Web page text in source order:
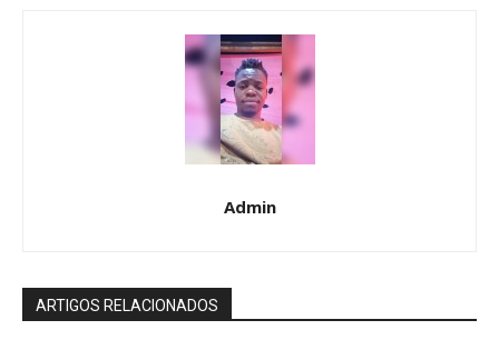
Admin
ARTIGOS RELACIONADOS